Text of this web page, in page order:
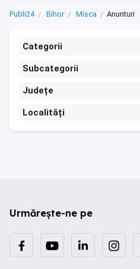
Publi24 Bihor Misca Anunturi
Categorii
Subcategorii
Județe
Localități
Urmărește-ne pe